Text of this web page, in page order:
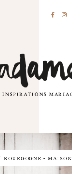
BOURGOGNE -